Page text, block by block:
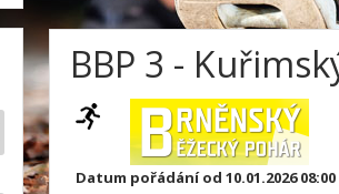
BBP 3 -
Datum pořádání od 10.01.2026 08:00